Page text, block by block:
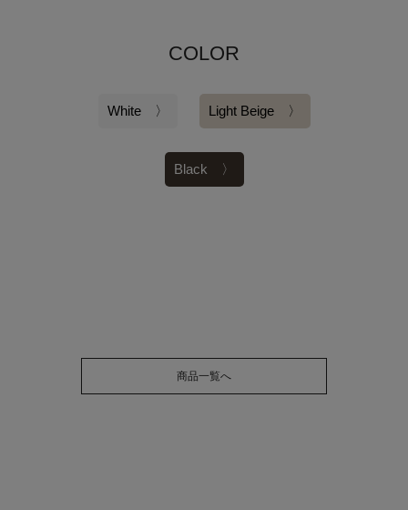
COLOR
White 〉 Light Beige 〉
Black 〉
商品一覧へ